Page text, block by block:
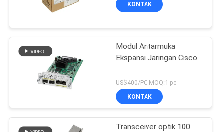
KONTAK
Modul Antarmuka
Ekspansi Jaringan Cisco
US$400/PC MOQ:1 pc
KONTAK
Transceiver optik 100